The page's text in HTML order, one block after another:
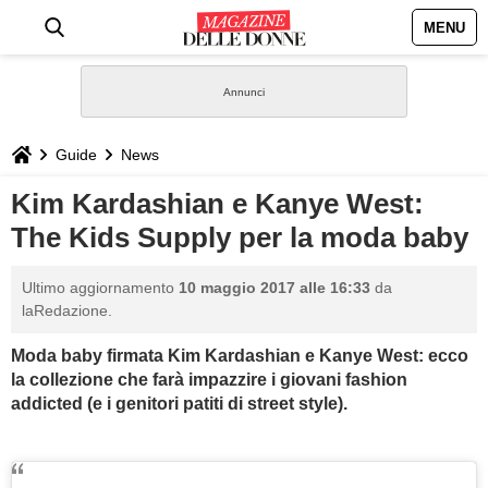
MENU
STILE
BIOGRAFIE
DEFINIZIONI
GASTRONOMIA
SESSO
Guide News
Kim Kardashian e Kanye West:
The Kids Supply per la moda baby
Ultimo aggiornamento 10 maggio 2017 alle 16:33 da
laRedazione.
Moda baby firmata Kim Kardashian e Kanye West: ecco
la collezione che farà impazzire i giovani fashion
addicted (e i genitori patiti di street style).